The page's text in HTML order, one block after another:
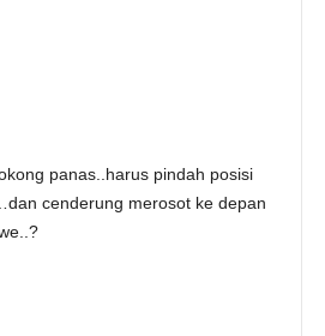
panas..harus pindah posisi
cenderung merosot ke depan